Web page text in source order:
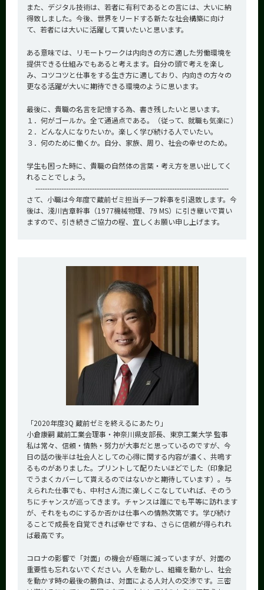
また、デジタル技術は、若者に有利であるとの言には、大いに納
得致しました。今後、世界をリードする新たな社会構築に向け
て、若者には大いに活躍して貰いたいと思います。
ある意味では、リモートワークは内向きの方に適した労働環境を
提供できる仕組みでもあると考えます。自分の頭で考えを楽し
み、コツコツと仕事をする生き方に適しており、内向きの方々の
更なる活躍が大いに期待できる環境のように思います。
最後に、貴職の名言を記憶する為、書き残したいと思います。
１．何がゴールか。全て通過点である。（従って、就職も気楽に）
２．どんな人になりたいか。楽しく学び続ける人でいたい。
３．何のために働くか。自分、家族、周り、社会の幸せのため。
学生も困った時に、貴職の自然体の言葉・考え方を思い出してく
れることでしょう。
----------------------------------------------------------------------------------
さて、小職は今年度で蔵前ゼミ担当チーフ幹事を引退致します。今
後は、淺川吉章幹事（1977機械物理、79 MS）に引き継いで貰い
ますので、引き続きご協力の程、宜しくお願い申し上げます。
「2020年度3Q 蔵前ゼミを終えるにあたり」
小倉康嗣 蔵前工業会理事・神奈川県支部長、東京工業大学 監事
私は常々、信頼・情熱・努力が大事だと思っているのですが、今
日の話の後半は社会人としての心得に関する内容が濃く、共鳴す
るものがありました。プリントして配りたいほどでした（印象記
でうまくカバーして貰えるのではないかと期待しています）。与
えられた仕事でも、中村さん流に楽しくこなしていれば、そのう
ちにチャンスが巡ってきます。チャンスは誰にでも平等に訪れます
が、それをものにするか否かは仕事への情熱次第です。学び続け
ることで成長を自覚できれば幸せですね、さらに信頼が得られれ
ば最高です。
コロナの影響で「対面」の機会が極端に減っていますが、対面の
重要性も忘れないでください。人を動かし、組織を動かし、社会
を動かす時の最後の勝負は、対面による人対人の交渉です。三密